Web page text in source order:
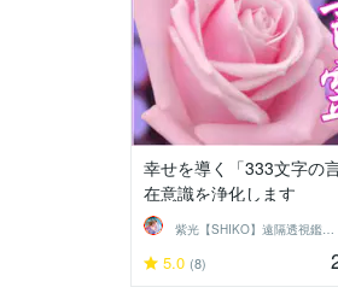
幸せを導く「333文字の
在意識を浄化します
紫光【SHIKO】遠隔透視鑑定士
5.0 (8)